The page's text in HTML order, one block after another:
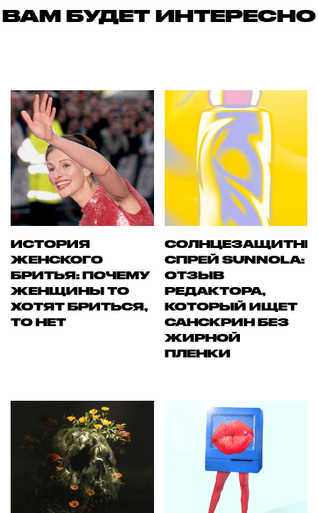
ВАМ БУДЕТ ИНТЕРЕСНО
ИСТОРИЯ
ЖЕНСКОГО
БРИТЬЯ: ПОЧЕМУ
ЖЕНЩИНЫ ТО
ХОТЯТ БРИТЬСЯ,
ТО НЕТ
СПРЕЙ SUNNOLA:
ОТЗЫВ
РЕДАКТОРА,
КОТОРЫЙ ИЩЕТ
САНСКРИН БЕЗ
ЖИРНОЙ
ПЛЕНКИ